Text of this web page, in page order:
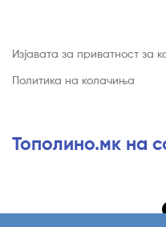
Изјавата за приватност за
Политика на колачиња
Тополино.мк на